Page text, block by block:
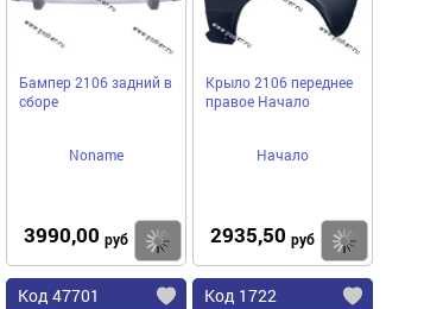
Бампер 2106 задний в
сборе
Noname
3990,00 руб Купить
Крыло 2106 переднее
правое Начало
Начало
2935,50 руб
Код 47701 Код 1722